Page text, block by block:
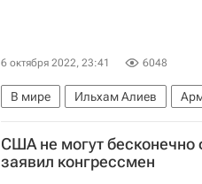
6 октября 2022, 23:41 6048
В мире Ильхам Алиев
Ситуация на армяно-
Баку
Совет Федерации РФ
США не могут бесконечно
заявил конгрессмен